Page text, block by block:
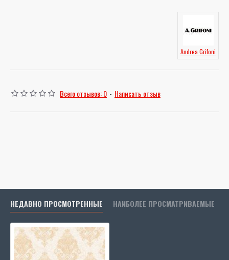
Andrea Grifoni
Всего отзывов: 0 - Написать отзыв
НЕДАВНО ПРОСМОТРЕННЫЕ НАИБОЛЕЕ ПРОСМАТРИВАЕМЫЕ